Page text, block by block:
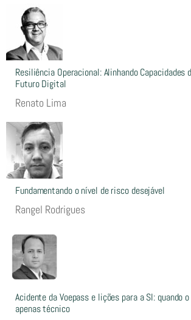
Resiliência Operacional: Alinhando Capacidades
Futuro Digital
Renato Lima
Fundamentando o nível de risco desejável
Rangel Rodrigues
Acidente da Voepass e lições para a SI: quando
apenas técnico